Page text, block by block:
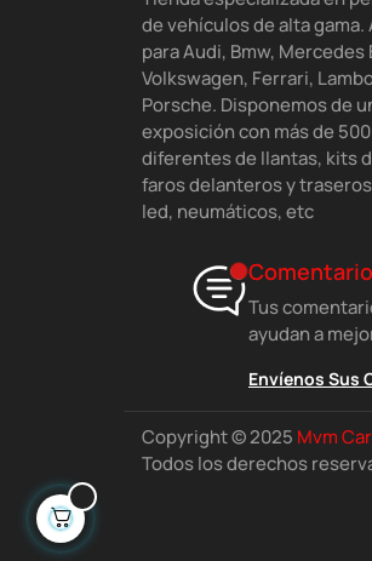
de vehículos de alta
para Audi, Bmw, Mercedes
Volkswagen, Ferrari,
Porsche. Disponemos de
exposición con más de
diferentes de llantas, kits
faros delanteros y
led, neumáticos, etc
Tus
ayudan a
Envíenos Sus
Copyright © 2025 Mvm
Todos los derechos